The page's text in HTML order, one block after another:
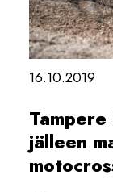
16.10.2019
jälleen